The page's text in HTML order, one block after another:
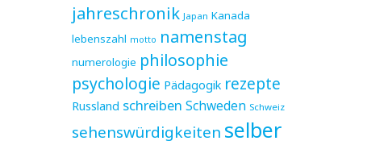
jahreschronik Japan Kanada
lebenszahl motto namenstag
numerologie philosophie
psychologie Pädagogik rezepte
Russland schreiben Schweden Schweiz
sehenswürdigkeiten selber